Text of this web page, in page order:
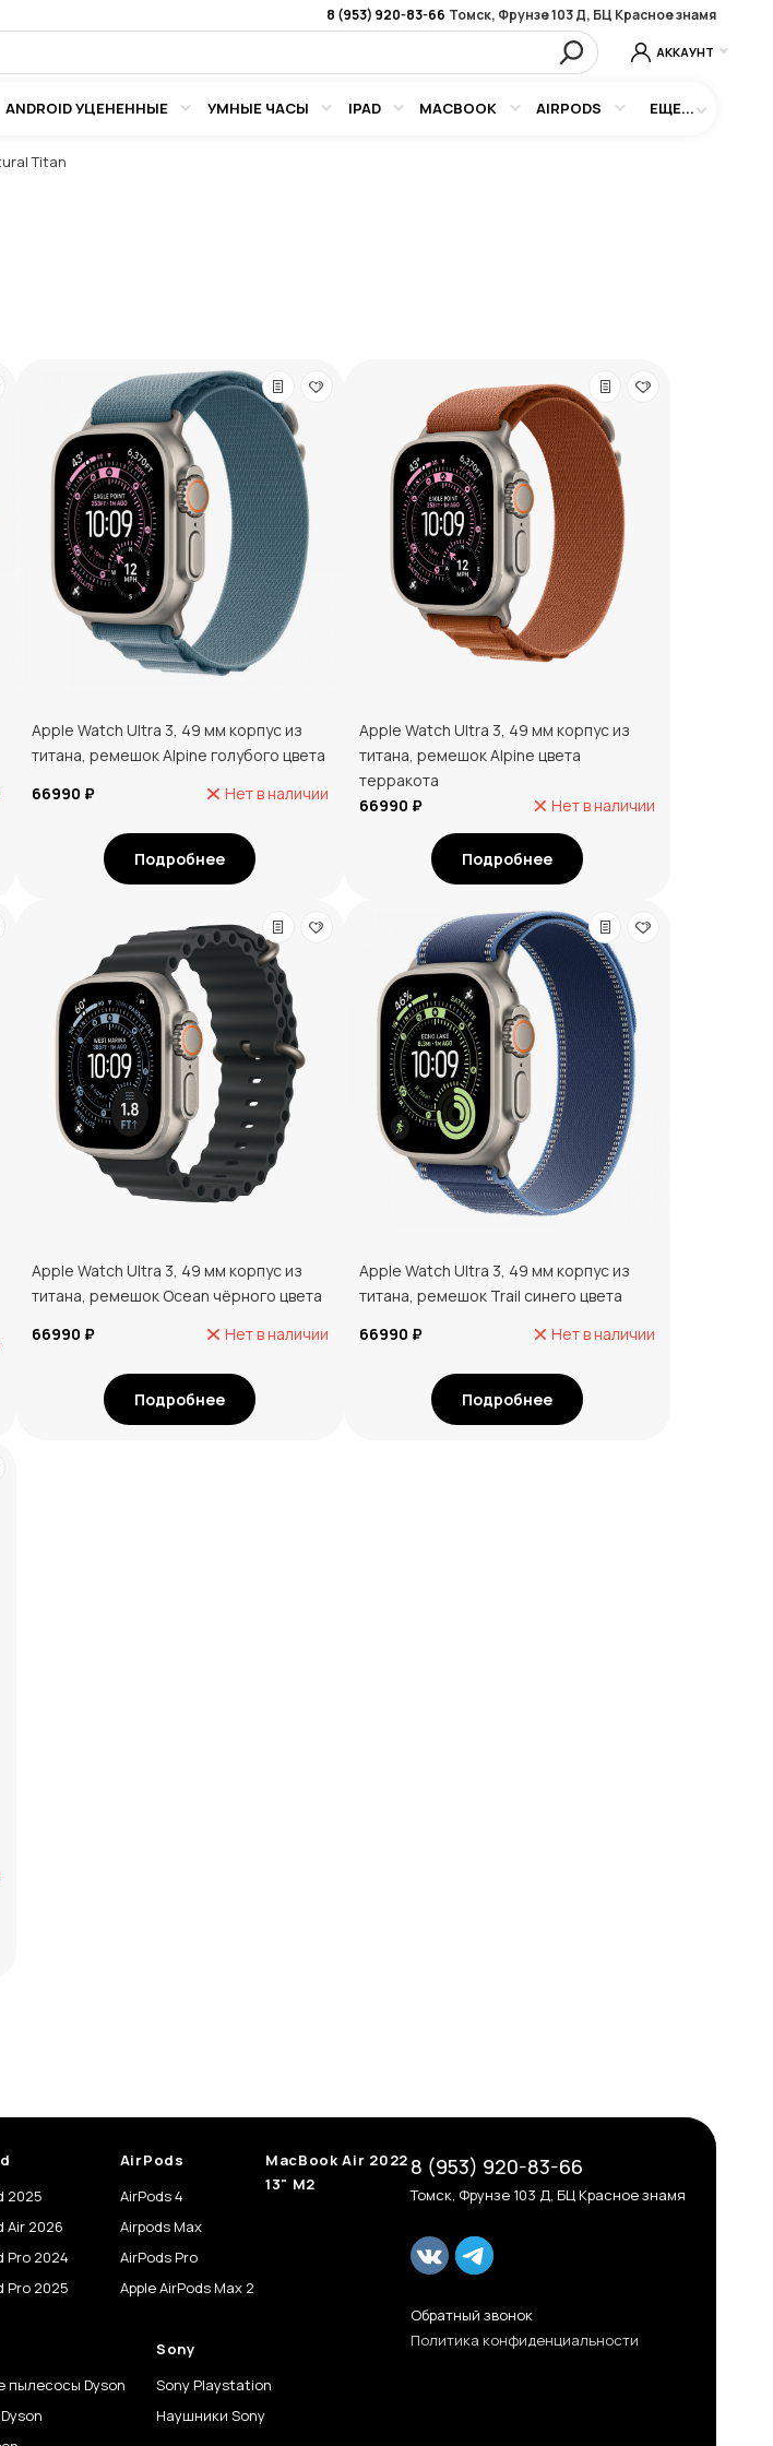
8 (953) 920-83-66 Томск, Фрунзе 103 Д, БЦ Красное знамя
АККАУНТ
ANDROID УЦЕНЕННЫЕ УМНЫЕ ЧАСЫ IPAD MACBOOK AIRPODS ЕЩЕ...
Titan
Apple Watch Ultra 3, 49 мм корпус из
титана, ремешок Alpine голубого цвета
66990 ₽
Нет в наличии
Подробнее
Apple Watch Ultra 3, 49 мм корпус из
титана, ремешок Alpine цвета
терракота
66990 ₽
Нет в наличии
Подробнее
Apple Watch Ultra 3, 49 мм корпус из
титана, ремешок Ocean чёрного цвета
66990 ₽
Нет в наличии
Подробнее
Apple Watch Ultra 3, 49 мм корпус из
титана, ремешок Trail синего цвета
66990 ₽
Нет в наличии
Подробнее
2025
Air 2026
Pro 2024
Pro 2025
AirPods
AirPods 4
Airpods Max
AirPods Pro
Apple AirPods Max 2
MacBook Air 2022
13" M2
пылесосы Dyson
Sony
Sony Playstation
Наушники Sony
8 (953) 920-83-66
Томск, Фрунзе 103 Д, БЦ Красное знамя
Обратный звонок
Политика конфиденциальности